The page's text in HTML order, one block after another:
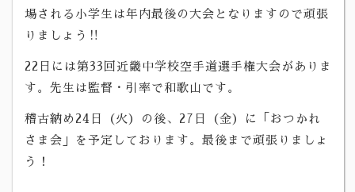
場される小学生は年内最後の大会となりますので頑張
りましょう‼
22日には第33回近畿中学校空手道選手権大会がありま
す。先生は監督・引率で和歌山です。
稽古納め24日（火）の後、27日（金）に「おつかれ
さま会」を予定しております。最後まで頑張りましょ
う！